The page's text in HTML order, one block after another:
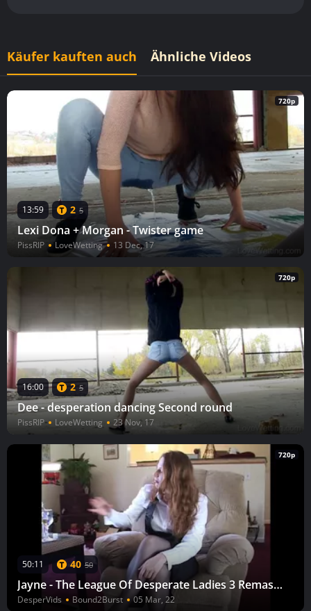
Käufer kauften auch Ähnliche Videos
720p
13:59 2 5
Lexi Dona + Morgan - Twister game
PissRIP LoveWetting 13 Dec, 17
720p
16:00 2 5
Dee - desperation dancing Second round
PissRIP LoveWetting 23 Nov, 17
720p
50:11 40 50
Jayne - The League Of Desperate Ladies 3 Remastered
DesperVids Bound2Burst 05 Mar, 22